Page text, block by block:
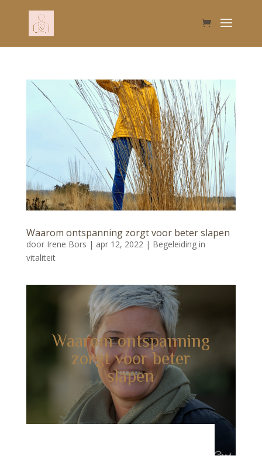
Waarom ontspanning zorgt voor beter slapen
door Irene Bors | apr 12, 2022| Begeleiding in
vitaliteit
Waarom ontspanning
zorgt voor beter
slapen